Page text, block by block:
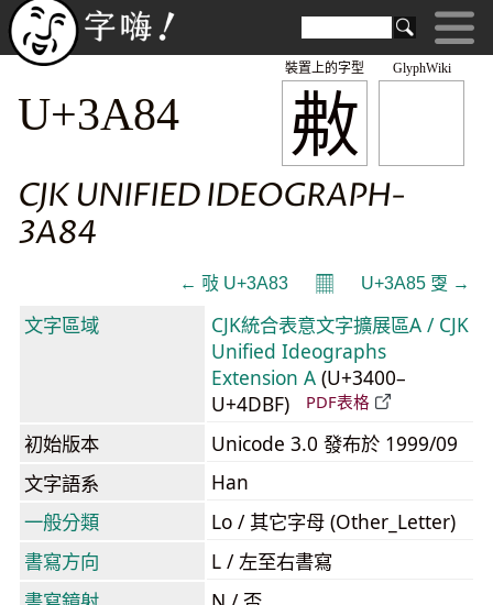
GlyphWiki
㪄
裝置上的字型
U+3A84
CJK UNIFIED IDEOGRAPH-
3A84
← 㪃 U+3A83 𝄜 U+3A85 㪅 →
文字區域
CJK統合表意文字擴展區A / CJK
Unified Ideographs
Extension A (U+3400–
U+4DBF)
PDF表格
初始版本
Unicode 3.0 發布於 1999/09
文字語系
Han
一般分類
Lo / 其它字母 (Other_Letter)
書寫方向
L / 左至右書寫